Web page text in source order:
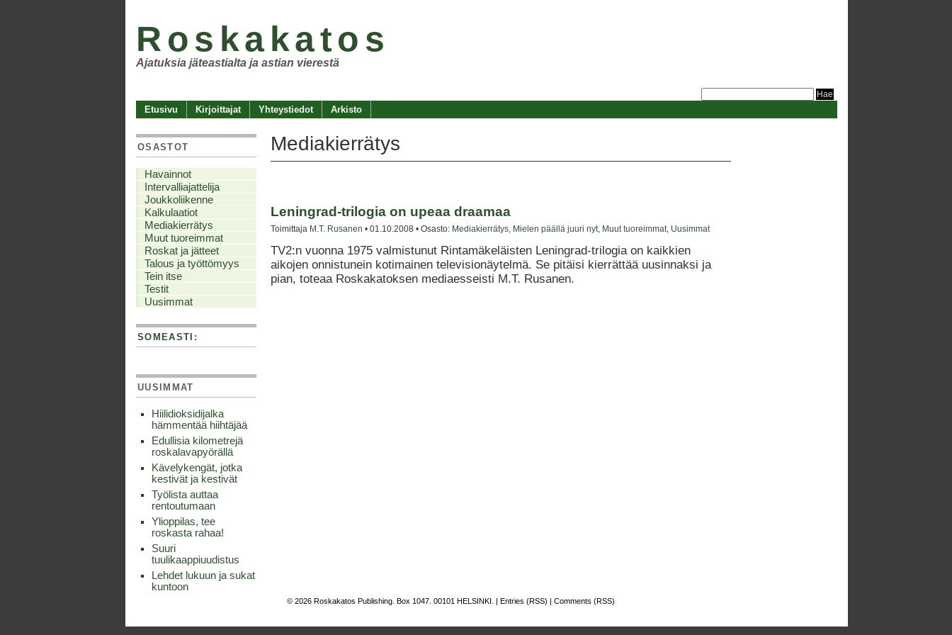
Roskakatos
Ajatuksia jäteastialta ja astian vierestä
Etusivu Kirjoittajat Yhteystiedot Arkisto
Mediakierrätys
Leningrad-trilogia on upeaa draamaa
Toimittaja M.T. Rusanen • 01.10.2008 • Osasto: Mediakierrätys Mielen päällä juuri nyt Muut tuoreimmat Uusimmat
TV2:n vuonna 1975 valmistunut Rintamäkeläisten Leningrad-trilogia on kaikkien
aikojen onnistunein kotimainen televisionäytelmä. Se pitäisi kierrättää uusinnaksi ja
pian, toteaa Roskakatoksen mediaesseisti M.T. Rusanen.
OSASTOT
Havainnot
Intervalliajattelija
Joukkoliikenne
Kalkulaatiot
Mediakierrätys
Muut tuoreimmat
Roskat ja jätteet
Talous ja työttömyys
Tein itse
Testit
Uusimmat
SOMEASTI:
UUSIMMAT
Hiilidioksidijalka
hämmentää hiihtäjää
Edullisia kilometrejä
roskalavapyörällä
Kävelykengät, jotka
kestivät ja kestivät
Työlista auttaa
rentoutumaan
Ylioppilas, tee
roskasta rahaa!
Suuri
tuulikaappiuudistus
Lehdet lukuun ja sukat
kuntoon
© 2026 Roskakatos Publishing. Box 1047. 00101 HELSINKI. | Entries (RSS) | Comments (RSS)